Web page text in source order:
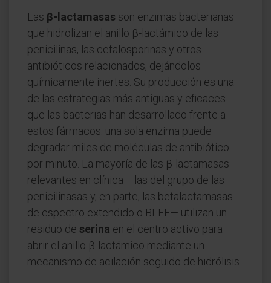
Las β-lactamasas son enzimas bacterianas
que hidrolizan el anillo β-lactámico de las
penicilinas, las cefalosporinas y otros
antibióticos relacionados, dejándolos
químicamente inertes. Su producción es una
de las estrategias más antiguas y eficaces
que las bacterias han desarrollado frente a
estos fármacos: una sola enzima puede
degradar miles de moléculas de antibiótico
por minuto. La mayoría de las β-lactamasas
relevantes en clínica —las del grupo de las
penicilinasas y, en parte, las betalactamasas
de espectro extendido o BLEE— utilizan un
residuo de serina en el centro activo para
abrir el anillo β-lactámico mediante un
mecanismo de acilación seguido de hidrólisis.